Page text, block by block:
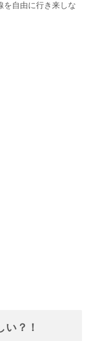
を自由に行き来しな
い？！